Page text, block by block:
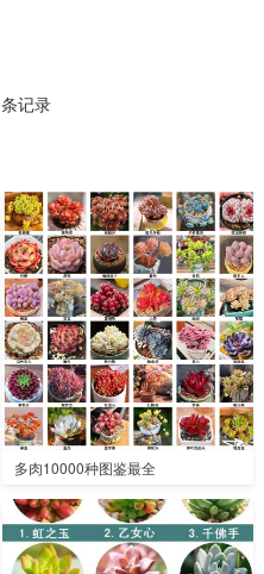
条记录
多肉10000种图鉴最全